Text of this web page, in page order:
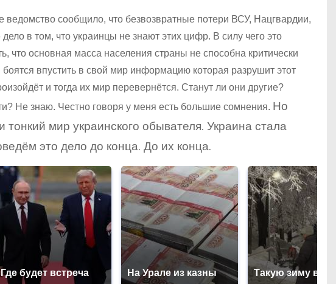
ведомство сообщило, что безвозвратные потери ВСУ, Нацгвардии,
в том, что украинцы не знают этих цифр. В силу чего это
что основная масса населения страны не способна критически
впустить в свой мир информацию которая разрушит этот
и тогда их мир перевернётся. Станут ли они другие?
Не знаю. Честно говоря у меня есть большие сомнения. Но
мир украинского обывателя. Украина стала
это дело до конца. До их конца.
Где будет встреча
На Урале из казны
Такую зиму в